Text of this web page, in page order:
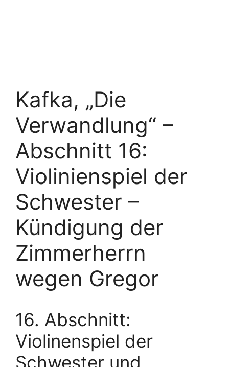
Kafka, „Die
Verwandlung“ –
Abschnitt 16:
Violinienspiel der
Schwester –
Kündigung der
Zimmerherrn
wegen Gregor
16. Abschnitt:
Violinenspiel der
Schwester und